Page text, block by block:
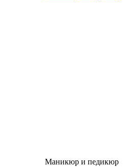
Маникюр и педикюр